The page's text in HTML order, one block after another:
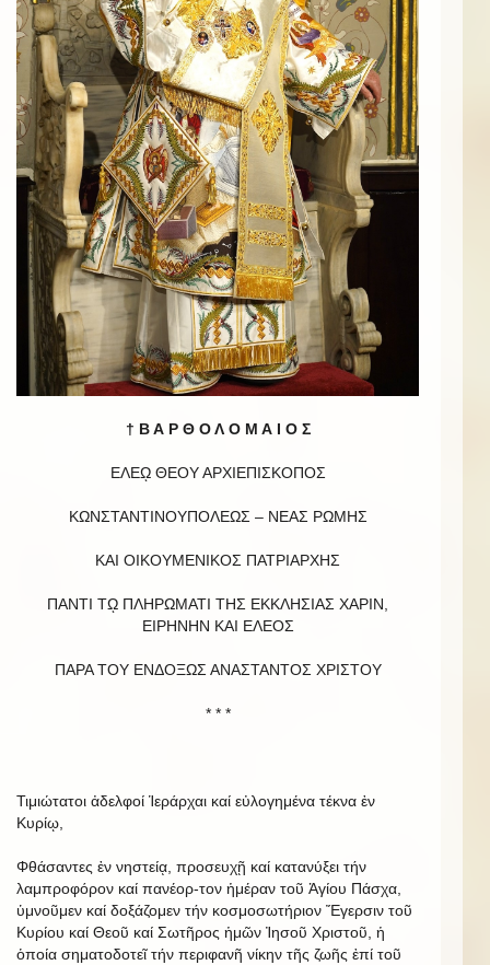
† Β Α Ρ Θ Ο Λ Ο Μ Α Ι Ο Σ
ΕΛΕῼ ΘΕΟΥ ΑΡΧΙΕΠΙΣΚΟΠΟΣ
ΚΩΝΣΤΑΝΤΙΝΟΥΠΟΛΕΩΣ – ΝΕΑΣ ΡΩΜΗΣ
ΚΑΙ ΟΙΚΟΥΜΕΝΙΚΟΣ ΠΑΤΡΙΑΡΧΗΣ
ΠΑΝΤΙ Τῼ ΠΛΗΡΩΜΑΤΙ ΤΗΣ ΕΚΚΛΗΣΙΑΣ ΧΑΡΙΝ,
ΕΙΡΗΝΗΝ ΚΑΙ EΛΕΟΣ
ΠΑΡΑ ΤΟΥ ΕΝΔΟΞΩΣ ΑΝΑΣΤΑΝΤΟΣ ΧΡΙΣΤΟΥ
* * *
Τιμιώτατοι ἀδελφοί Ἱεράρχαι καί εὐλογημένα τέκνα ἐν
Κυρίῳ,
Φθάσαντες ἐν νηστείᾳ, προσευχῇ καί κατανύξει τήν
λαμπροφόρον καί πανέορ-τον ἡμέραν τοῦ Ἁγίου Πάσχα,
ὑμνοῦμεν καί δοξάζομεν τήν κοσμοσωτήριον Ἔγερσιν τοῦ
Κυρίου καί Θεοῦ καί Σωτῆρος ἡμῶν Ἰησοῦ Χριστοῦ, ἡ
ὁποία σηματοδοτεῖ τήν περιφανῆ νίκην τῆς ζωῆς ἐπί τοῦ